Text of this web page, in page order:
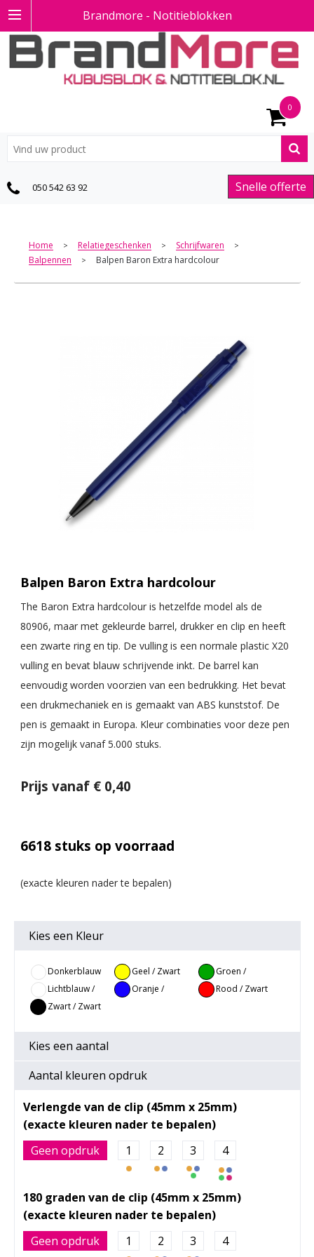
Brandmore - Notitieblokken
0
Snelle offerte
050 542 63 92
Home > Relatiegeschenken > Schrijfwaren >
Balpennen > Balpen Baron Extra hardcolour
Balpen Baron Extra hardcolour
The Baron Extra hardcolour is hetzelfde model als de
80906, maar met gekleurde barrel, drukker en clip en heeft
een zwarte ring en tip. De vulling is een normale plastic X20
vulling en bevat blauw schrijvende inkt. De barrel kan
eenvoudig worden voorzien van een bedrukking. Het bevat
een drukmechaniek en is gemaakt van ABS kunststof. De
pen is gemaakt in Europa. Kleur combinaties voor deze pen
zijn mogelijk vanaf 5.000 stuks.
Prijs vanaf € 0,40
6618 stuks op voorraad
Kies een Kleur
Donkerblauw
/ Zwart
Geel / Zwart
Groen /
Zwart
Lichtblauw /
Zwart
Oranje /
Rood / Zwart
Zwart / Zwart
Kies een aantal
Aantal kleuren opdruk
Verlengde van de clip (45mm x 25mm)
Geen opdruk 1 2 3 4
180 graden van de clip (45mm x 25mm)
Geen opdruk 1 2 3 4